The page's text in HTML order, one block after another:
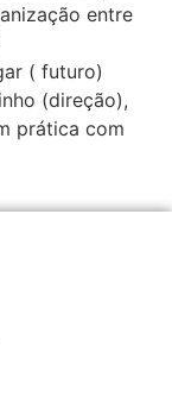
entre
( futuro)
(direção),
prática com